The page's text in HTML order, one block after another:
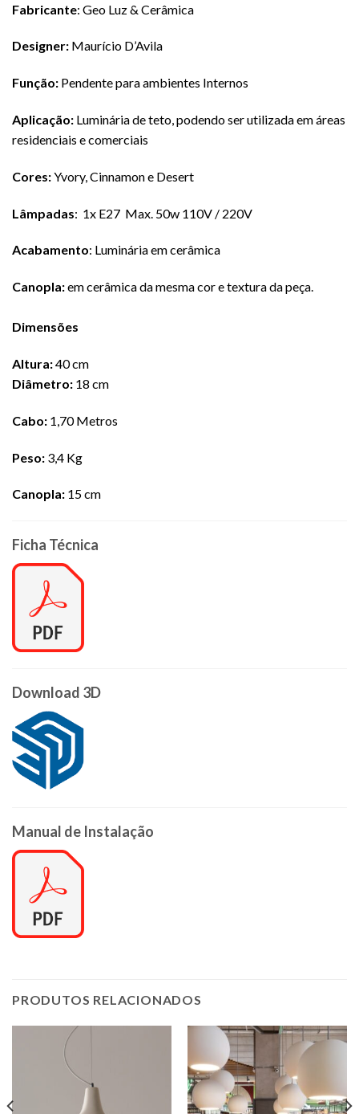
Fabricante: Geo Luz & Cerâmica
Designer: Maurício D’Avila
Função: Pendente para ambientes Internos
Aplicação: Luminária de teto, podendo ser utilizada em áreas
residenciais e comerciais
Cores:Yvory, Cinnamon e Desert
Lâmpadas: 1x E27 Max. 50w 110V / 220V
Acabamento: Luminária em cerâmica
Canopla:em cerâmica da mesma cor e textura da peça.
Dimensões
Altura:40 cm
Diâmetro: 18 cm
Cabo: 1,70 Metros
Peso: 3,4 Kg
Canopla: 15 cm
Ficha Técnica
Download 3D
Manual de Instalação
PRODUTOS RELACIONADOS